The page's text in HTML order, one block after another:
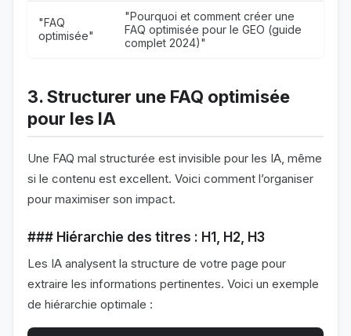
"FAQ
optimisée"
"Pourquoi et comment créer une
FAQ optimisée pour le GEO (guide
complet 2024)"
3. Structurer une FAQ optimisée
pour les IA
Une FAQ mal structurée est invisible pour les IA, même
si le contenu est excellent. Voici comment l’organiser
pour maximiser son impact.
### Hiérarchie des titres : H1, H2, H3
Les IA analysent la structure de votre page pour
extraire les informations pertinentes. Voici un exemple
de hiérarchie optimale :